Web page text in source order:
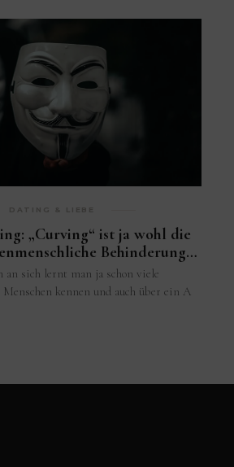
DATING & LIEBE
„Curving“ ist ja wohl die
Behinderung…
an sich lernt man ja schon viele
Menschen kennen und auch über ein A